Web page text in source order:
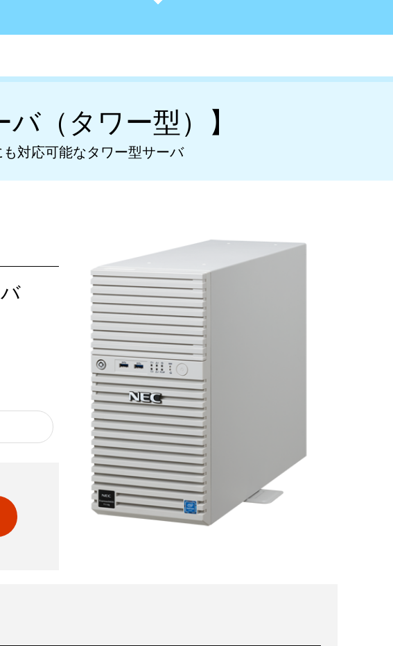
バ（タワー型）】
対応可能なタワー型サーバ